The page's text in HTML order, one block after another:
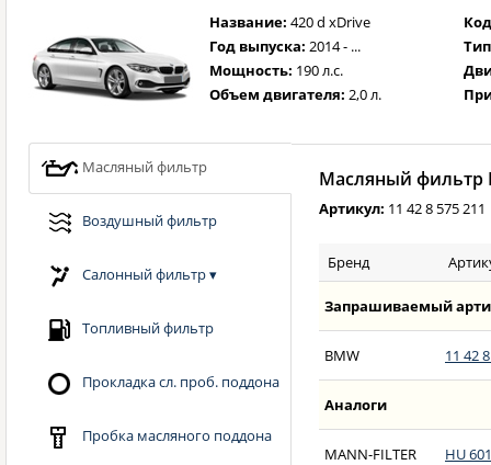
Название: 420 d xDrive
Год выпуска: 2014 - ...
Мощность: 190 л.с.
Объем двигателя: 2,0 л.
Масляный фильтр
Воздушный фильтр
Салонный фильтр▾
Топливный фильтр
Прокладка сл. проб. поддона
Пробка масляного поддона
Масляный фильтр
Артикул: 11 42 8 575 211
Бренд
Запрашиваемый
BMW 11 42
Аналоги
MANN-FILTER HU